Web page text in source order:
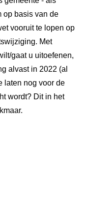
op basis van de
vooruit te lopen op
Met
gaat u uitoefenen,
alvast in 2022 (al
laten nog voor de
wordt? Dit in het